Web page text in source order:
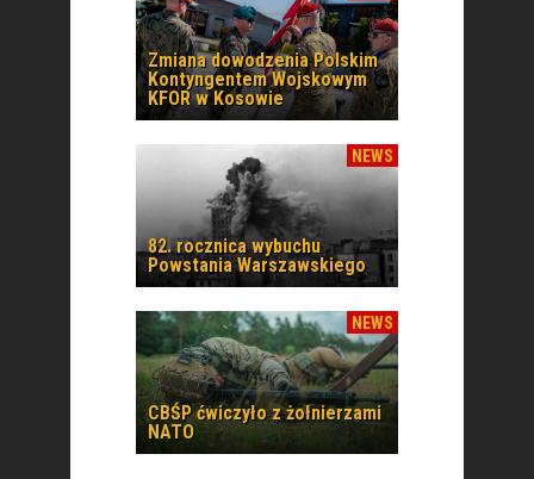
Zmiana dowodzenia Polskim
Kontyngentem Wojskowym
KFOR w Kosowie
NEWS
82. rocznica wybuchu
Powstania Warszawskiego
NEWS
CBŚP ćwiczyło z żołnierzami
NATO